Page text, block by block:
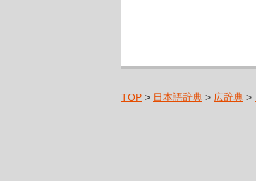
TOP > 日本語辞典 > 広辞典 >